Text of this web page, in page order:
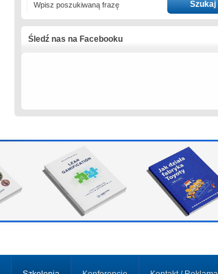
Wpisz poszukiwaną frazę
Śledź nas na Facebooku